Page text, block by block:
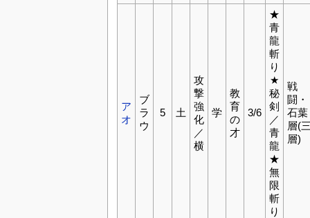
ア
オ
ブ
ラ
ウ
5 土
攻
撃
強
化
／
横
学
教
育
の
才
3/6
★
青
龍
斬
り
★
秘
剣
／
青
龍
★
無
限
斬
り
戦
闘・
石葉
層(
層)